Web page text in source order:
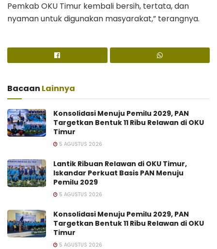
Pemkab OKU Timur kembali bersih, tertata, dan
nyaman untuk digunakan masyarakat,” terangnya.
Bacaan Lainnya
Konsolidasi Menuju Pemilu 2029, PAN
Targetkan Bentuk 11 Ribu Relawan di OKU
Timur
5 AGUSTUS 2026
Lantik Ribuan Relawan di OKU Timur,
Iskandar Perkuat Basis PAN Menuju
Pemilu 2029
5 AGUSTUS 2026
Konsolidasi Menuju Pemilu 2029, PAN
Targetkan Bentuk 11 Ribu Relawan di OKU
Timur
5 AGUSTUS 2026